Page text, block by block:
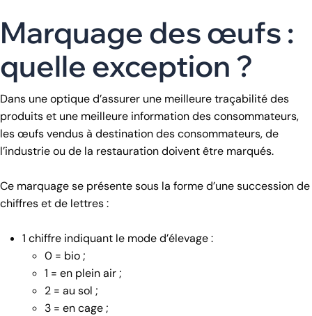
Marquage des œufs :
quelle exception ?
Dans une optique d’assurer une meilleure traçabilité des
produits et une meilleure information des consommateurs,
les œufs vendus à destination des consommateurs, de
l’industrie ou de la restauration doivent être marqués.
Ce marquage se présente sous la forme d’une succession de
chiffres et de lettres :
1 chiffre indiquant le mode d’élevage :
0 = bio ;
1 = en plein air ;
2 = au sol ;
3 = en cage ;